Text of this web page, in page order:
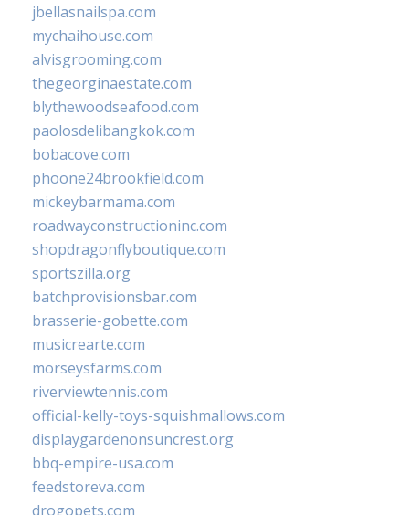
jbellasnailspa.com
mychaihouse.com
alvisgrooming.com
thegeorginaestate.com
blythewoodseafood.com
paolosdelibangkok.com
bobacove.com
phoone24brookfield.com
mickeybarmama.com
roadwayconstructioninc.com
shopdragonflyboutique.com
sportszilla.org
batchprovisionsbar.com
brasserie-gobette.com
musicrearte.com
morseysfarms.com
riverviewtennis.com
official-kelly-toys-squishmallows.com
displaygardenonsuncrest.org
bbq-empire-usa.com
feedstoreva.com
drogopets.com